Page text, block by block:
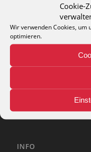
Cookie-
Wir verwenden Cookies, um
optimieren.
THEO KELLER
phone: + 49 (2327) 3083
e-mail:info@theko-
INFO